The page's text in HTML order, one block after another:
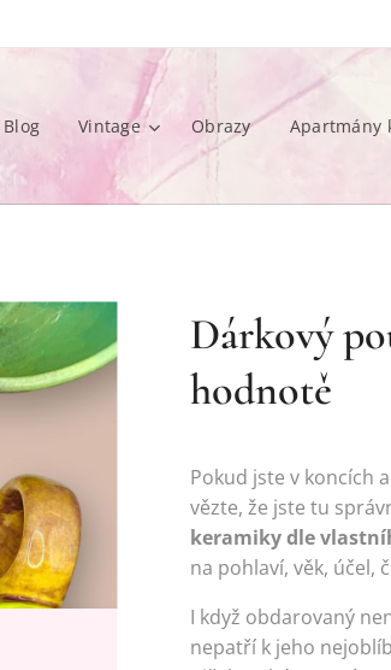
Blog Vintage Obrazy Apartmány
Dárkový
hodnotě
Pokud jste v koncích a
vězte, že jste tu
keramiky dle
na pohlaví, věk, účel,
I když obdarovaný
nepatří k jeho